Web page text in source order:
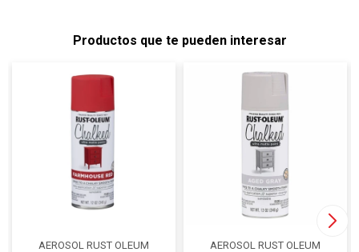
Productos que te pueden interesar
AEROSOL RUST OLEUM
AEROSOL RUST OLEUM